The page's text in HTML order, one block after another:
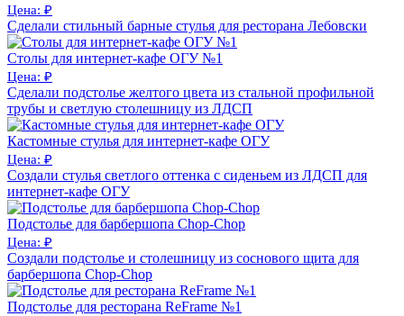
Цена: ₽
Сделали стильный барные стулья для ресторана Лебовски
Столы для интернет-кафе ОГУ №1
Цена: ₽
Сделали подстолье желтого цвета из стальной профильной
трубы и светлую столешницу из ЛДСП
Кастомные стулья для интернет-кафе ОГУ
Цена: ₽
Создали стулья светлого оттенка с сиденьем из ЛДСП для
интернет-кафе ОГУ
Подстолье для барбершопа Chop-Chop
Цена: ₽
Создали подстолье и столешницу из соснового щита для
барбершопа Chop-Chop
Подстолье для ресторана ReFrame №1